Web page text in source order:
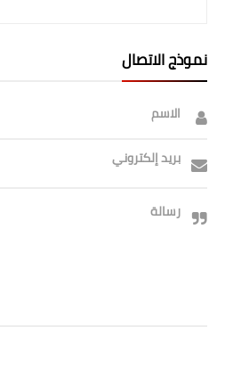
نموذج الاتصال
الاسم
بريد إلكتروني
رسالة